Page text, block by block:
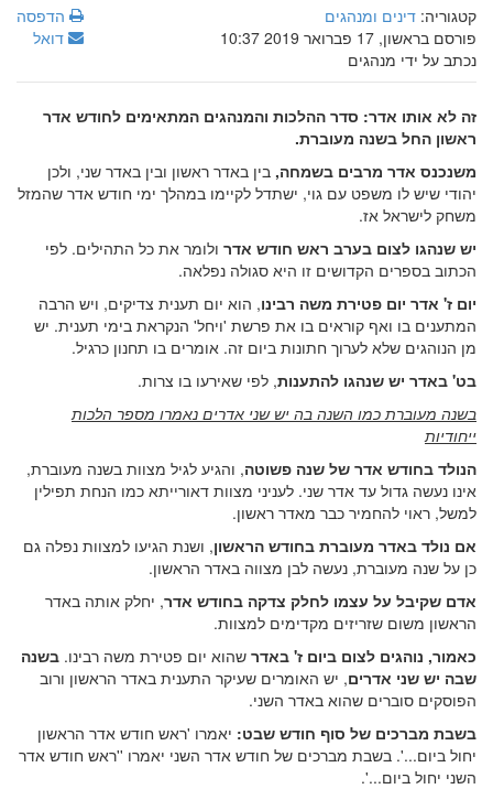
הדפסה
דואל
קטגוריה: דינים ומנהגים
פורסם בראשון, 17 פברואר 2019 10:37
נכתב על ידי מנהגים
זה לא אותו אדר: סדר ההלכות והמנהגים המתאימים לחודש אדר
ראשון החל בשנה מעוברת.
משנכנס אדר מרבים בשמחה, בין באדר ראשון ובין באדר שני, ולכן
יהודי שיש לו משפט עם גוי, ישתדל לקיימו במהלך ימי חודש אדר שהמזל
משחק לישראל אז.
יש שנהגו לצום בערב ראש חודש אדר ולומר את כל התהילים. לפי
הכתוב בספרים הקדושים זו היא סגולה נפלאה.
יום ז' אדר יום פטירת משה רבינו, הוא יום תענית צדיקים, ויש הרבה
המתענים בו ואף קוראים בו את פרשת 'ויחל' הנקראת בימי תענית. יש
מן הנוהגים שלא לערוך חתונות ביום זה. אומרים בו תחנון כרגיל.
בט' באדר יש שנהגו להתענות, לפי שאירעו בו צרות.
בשנה מעוברת כמו השנה בה יש שני אדרים נאמרו מספר הלכות
ייחודיות
הנולד בחודש אדר של שנה פשוטה, והגיע לגיל מצוות בשנה מעוברת,
אינו נעשה גדול עד אדר שני. לעניני מצוות דאורייתא כמו הנחת תפילין
למשל, ראוי להחמיר כבר מאדר ראשון.
אם נולד באדר מעוברת בחודש הראשון, ושנת הגיעו למצוות נפלה גם
כן על שנה מעוברת, נעשה לבן מצווה באדר הראשון.
אדם שקיבל על עצמו לחלק צדקה בחודש אדר, יחלק אותה באדר
הראשון משום שזריזים מקדימים למצוות.
כאמור, נוהגים לצום ביום ז' באדר שהוא יום פטירת משה רבינו. בשנה
שבה יש שני אדרים, יש האומרים שעיקר התענית באדר הראשון ורוב
הפוסקים סוברים שהוא באדר השני.
בשבת מברכים של סוף חודש שבט: יאמרו 'ראש חודש אדר הראשון
יחול ביום...'. בשבת מברכים של חודש אדר השני יאמרו ''ראש חודש אדר
השני יחול ביום...'.